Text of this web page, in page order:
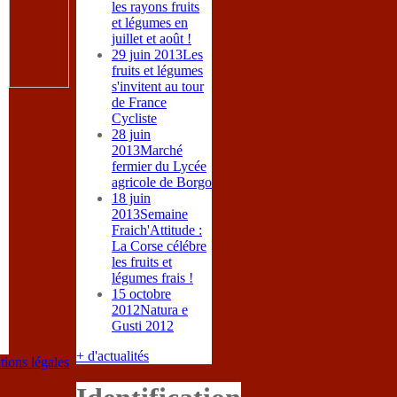
légales
les rayons fruits
et légumes en
juillet et août !
29 juin 2013Les
fruits et légumes
s'invitent au tour
de France
Cycliste
28 juin
2013Marché
fermier du Lycée
agricole de Borgo
18 juin
2013Semaine
Fraich'Attitude :
La Corse célébre
les fruits et
légumes frais !
15 octobre
2012Natura e
Gusti 2012
+ d'actualités